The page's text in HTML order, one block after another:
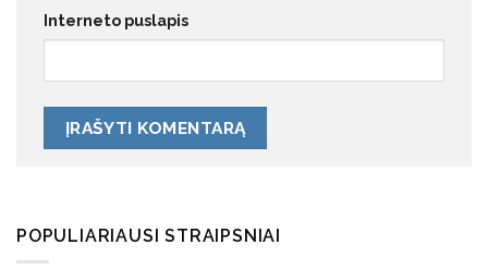
Interneto puslapis
POPULIARIAUSI STRAIPSNIAI